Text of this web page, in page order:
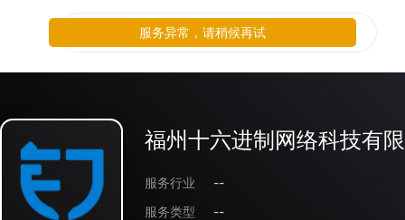
福州十六进制网络科技有
服务行业
--
服务类型
--
服务异常，请稍候再试